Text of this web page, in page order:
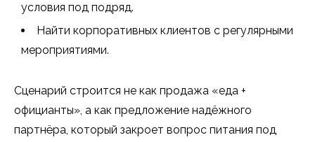
условия под подряд.
Найти корпоративных клиентов с регулярными
мероприятиями.
Сценарий строится не как продажа «еда +
официанты», а как предложение надёжного
партнёра, который закроет вопрос питания под